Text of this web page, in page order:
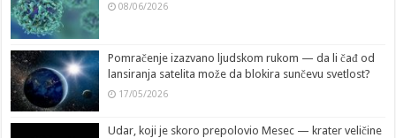
08/06/2026
Pomračenje izazvano ljudskom rukom — da li čađ od
lansiranja satelita može da blokira sunčevu svetlost?
17/05/2026
Udar, koji je skoro prepolovio Mesec — krater veličine